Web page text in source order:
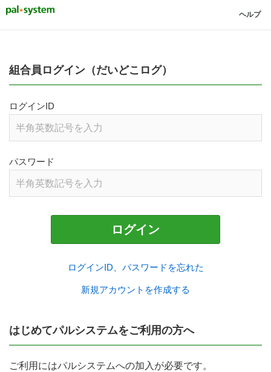
ヘルプ
組合員ログイン（だいどこログ）
ログインID
パスワード
ログイン
ログインID、パスワードを忘れた
新規アカウントを作成する
はじめてパルシステムをご利用の方へ
ご利用にはパルシステムへの加入が必要です。